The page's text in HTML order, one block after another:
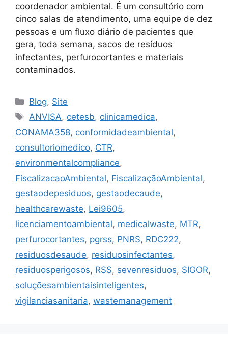
coordenador ambiental. É um consultório com
cinco salas de atendimento, uma equipe de dez
pessoas e um fluxo diário de pacientes que
gera, toda semana, sacos de resíduos
infectantes, perfurocortantes e materiais
contaminados.
Blog, Site
ANVISA, cetesb, clinicamedica,
CONAMA358, conformidadeambiental,
consultoriomedico, CTR,
environmentalcompliance,
FiscalizacaoAmbiental, FiscalizaçãoAmbiental,
gestaodерesiduos, gestaodесaude,
healthcarewaste, Lei9605,
licenciamentoambiental, medicalwaste, MTR,
perfurocortantes, pgrss, PNRS, RDC222,
residuosdesaude, residuosinfectantes,
residuosperigosos, RSS, sevenresiduos, SIGOR,
soluçõesambientaisinteligentes,
vigilanciasanitaria, wastemanagement